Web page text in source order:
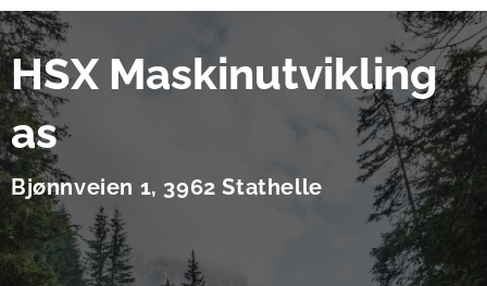
HSX Maskinutvikling
as
Bjønnveien 1, 3962 Stathelle